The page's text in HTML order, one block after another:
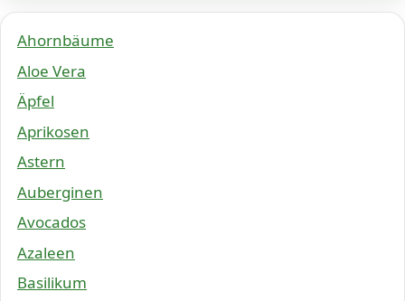
Ahornbäume
Aloe Vera
Äpfel
Aprikosen
Astern
Auberginen
Avocados
Azaleen
Basilikum